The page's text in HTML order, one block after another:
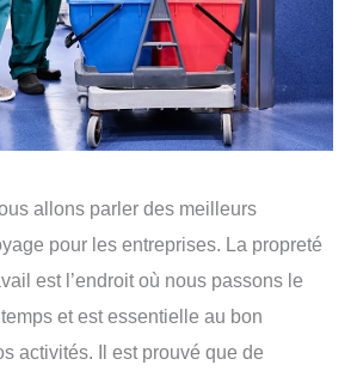
allons parler des meilleurs
pour les entreprises. La propreté
est l’endroit où nous passons le
et est essentielle au bon
activités. Il est prouvé que de